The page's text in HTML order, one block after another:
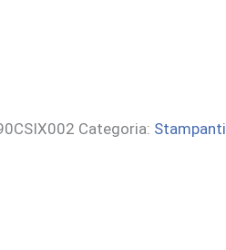
Categoria: Stampanti